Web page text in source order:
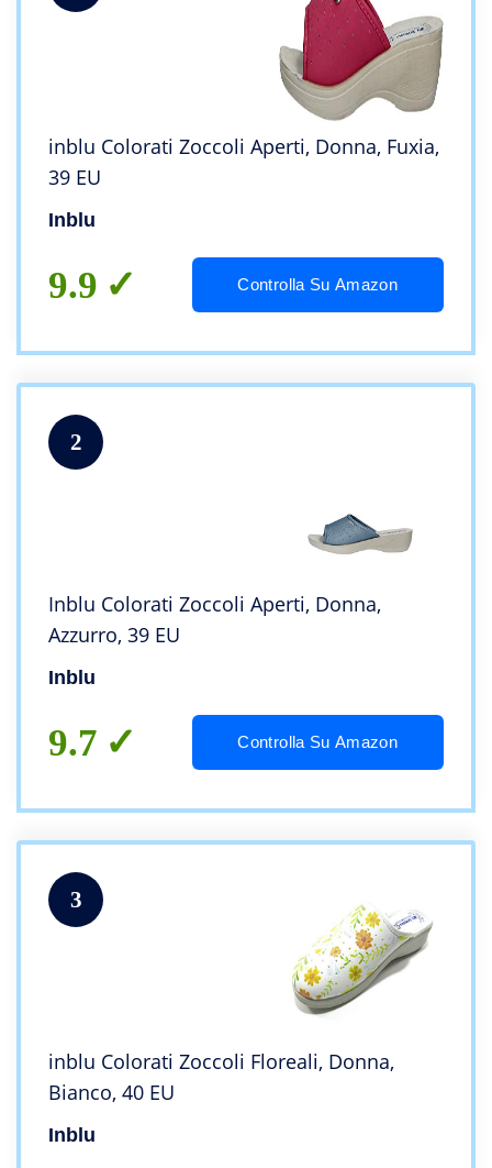
inblu Colorati Zoccoli Aperti, Donna, Fuxia,
39 EU
Inblu
9.9 Controlla Su Amazon
2
Inblu Colorati Zoccoli Aperti, Donna,
Azzurro, 39 EU
Inblu
9.7 Controlla Su Amazon
3
inblu Colorati Zoccoli Floreali, Donna,
Bianco, 40 EU
Inblu